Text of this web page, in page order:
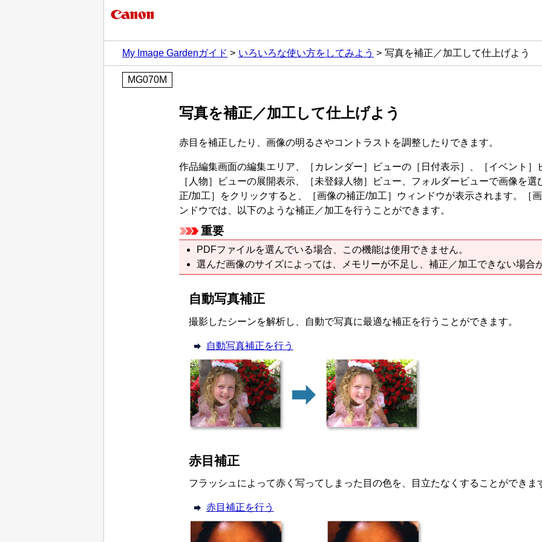
My Image Gardenガイド いろいろな使い方をしてみよう 写真を補正／加工して仕上げよう
MG070M
写真を補正／加工して仕上げよう
赤目を補正したり、画像の明るさやコントラストを調整したりできます。
作品編集画面の編集エリア、［ カレンダー］ビューの［ 日付表示］、［イベント ］
［ 人物］ビューの展開表示、［未登録人物］ビュー、フォルダービューで画像を選
正/加工］をクリックすると、［画像の補正/加工］ウィンドウが表示されます。 ［
ンドウでは、以下のような補正／加工を行うことができます。
重要
PDFファイルを選んでいる場合、この機能は使用できません。
選んだ画像のサイズによっては、メモリーが不足し、補正／加工できない場合
自動写真補正
撮影したシーンを解析し、自動で写真に最適な補正を行うことができます。
自動写真補正を行う
赤目補正
フラッシュによって赤く写ってしまった目の色を、目立たなくすることができま
赤目補正を行う